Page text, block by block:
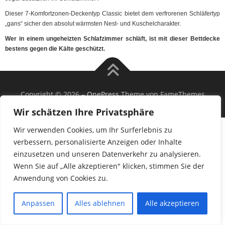
Wir schätzen Ihre Privatsphäre
Wir verwenden Cookies, um Ihr Surferlebnis zu
verbessern, personalisierte Anzeigen oder Inhalte
einzusetzen und unseren Datenverkehr zu analysieren.
Wenn Sie auf „Alle akzeptieren" klicken, stimmen Sie der
Anwendung von Cookies zu.
Anpassen Alles ablehnen Alle akzeptieren
Dieser 7-Komfortzonen-Deckentyp Classic bietet dem verfrorenen Schläfertyp
„gans“ sicher den absolut wärmsten Nest- und Kuschelcharakter.
Wer in einem ungeheizten Schlafzimmer schläft, ist mit dieser Bettdecke
bestens gegen die Kälte geschützt.
Copyright © 2026–OnePressTheme von FameThemes